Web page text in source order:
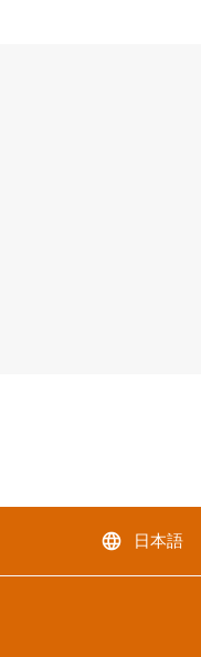
language 日本語